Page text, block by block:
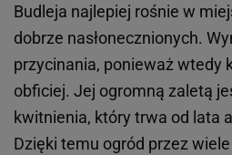
Budleja najlepiej rośnie w
dobrze nasłonecznionych.
przycinania, ponieważ wtedy
obficiej. Jej ogromną zaletą
kwitnienia, który trwa od lata
Dzięki temu ogród przez